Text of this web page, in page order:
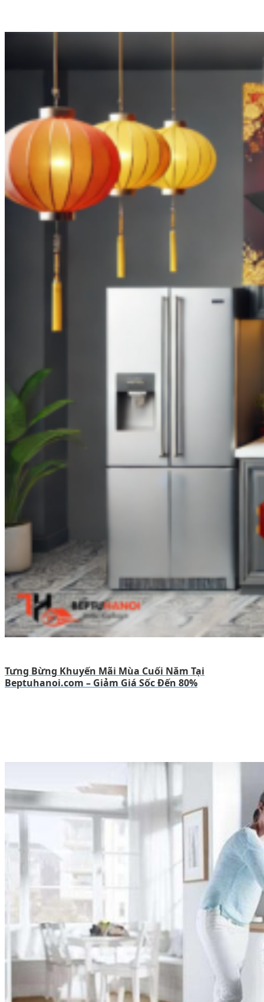
Tưng Bừng Khuyến Mãi Mùa Cuối Năm Tại
Beptuhanoi.com – Giảm Giá Sốc Đến 80%